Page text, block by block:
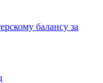
балансу за